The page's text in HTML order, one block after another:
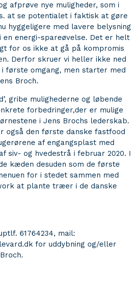
afprøve nye muligheder, som i
at se potentialet i faktisk at gøre
hyggeligere med lavere belysning
en energi-spareøvelse. Det er helt
for os ikke at gå på kompromis
Derfor skruer vi heller ikke ned
første omgang, men starter med
Broch.
gribe mulighederne og løbende
forbedringer,der er mulige
i Jens Brochs lederskab.
også den første danske fastfood
af engangsplast med
siv- og hvedestrå i februar 2020. I
kæden desuden som de første
for i stedet sammen med
at plante træer i de danske
61764234, mail:
for uddybning og/eller